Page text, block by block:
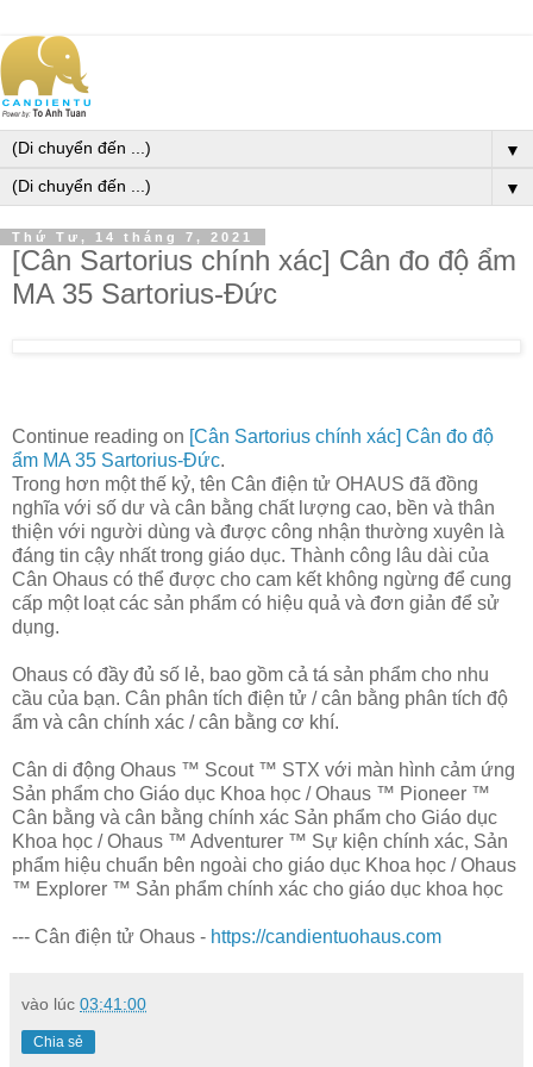
▼
▼
Thứ Tư, 14 tháng 7, 2021
[Cân Sartorius chính xác] Cân đo độ ẩm
MA 35 Sartorius-Đức
Continue reading on [Cân Sartorius chính xác] Cân đo độ
ẩm MA 35 Sartorius-Đức.
Trong hơn một thế kỷ, tên Cân điện tử OHAUS đã đồng
nghĩa với số dư và cân bằng chất lượng cao, bền và thân
thiện với người dùng và được công nhận thường xuyên là
đáng tin cậy nhất trong giáo dục. Thành công lâu dài của
Cân Ohaus có thể được cho cam kết không ngừng để cung
cấp một loạt các sản phẩm có hiệu quả và đơn giản để sử
dụng.
Ohaus có đầy đủ số lẻ, bao gồm cả tá sản phẩm cho nhu
cầu của bạn. Cân phân tích điện tử / cân bằng phân tích độ
ẩm và cân chính xác / cân bằng cơ khí.
Cân di động Ohaus ™ Scout ™ STX với màn hình cảm ứng
Sản phẩm cho Giáo dục Khoa học / Ohaus ™ Pioneer ™
Cân bằng và cân bằng chính xác Sản phẩm cho Giáo dục
Khoa học / Ohaus ™ Adventurer ™ Sự kiện chính xác, Sản
phẩm hiệu chuẩn bên ngoài cho giáo dục Khoa học / Ohaus
™ Explorer ™ Sản phẩm chính xác cho giáo dục khoa học
--- Cân điện tử Ohaus - https://candientuohaus.com
vào lúc 03:41:00
Chia sẻ